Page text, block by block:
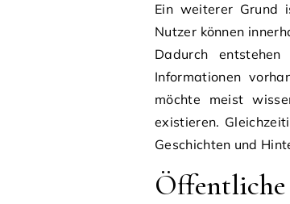
Ein weiterer Grund
Nutzer können
Dadurch
Informationen
möchte meist
existieren.
Geschichten und